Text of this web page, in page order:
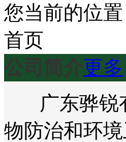
您当前的位置
首页
公司简介更多
广东骅锐
物防治和环